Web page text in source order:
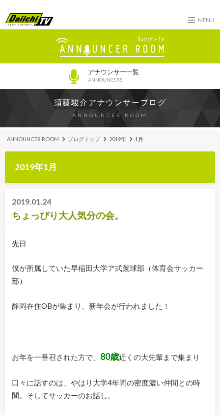
MENU
アナウンサー一覧
ANNOUNCERS
須藤駿介アナウンサーブログ
ANNOUNCER ROOM
ANNOUNCER ROOM ブログトップ 2019年 1月
2019年1月
2019.01.24
ちょっぴり大人気分の会。
先日
僕が所属していた早稲田大学ア式蹴球部（体育会サッカー
部）
静岡在住OBが集まり、新年会が行われました！
お年を一番召された方で、 80歳近くの大先輩まで集まり
口々に話すのは、やはり大学4年間の密度濃い仲間との時
間。そしてサッカーのお話し。